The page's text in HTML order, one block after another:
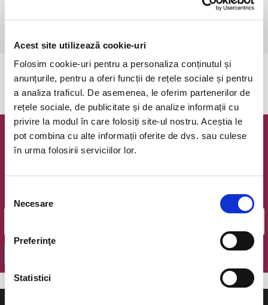
Acest site utilizează cookie-uri
Folosim cookie-uri pentru a personaliza conținutul și
anunțurile, pentru a oferi funcții de rețele sociale și pentru
a analiza traficul. De asemenea, le oferim partenerilor de
rețele sociale, de publicitate și de analize informații cu
privire la modul în care folosiți site-ul nostru. Aceștia le
pot combina cu alte informații oferite de dvs. sau culese
în urma folosirii serviciilor lor.
consimțământului
Necesare
Preferinţe
Statistici
Biletele se pot achiziționa on-line până în ziua concertului, la ora
12. După această oră, biletele se pot achiziționa de la casieria
Evenimentul a expirat.
Newsletter @ Bilete.ro
evenimente.